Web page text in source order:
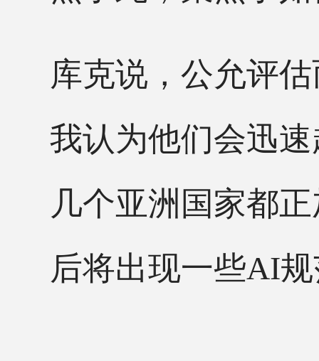
库克说，公允评
我认为他们会迅
几个亚洲国家都
后将出现一些AI